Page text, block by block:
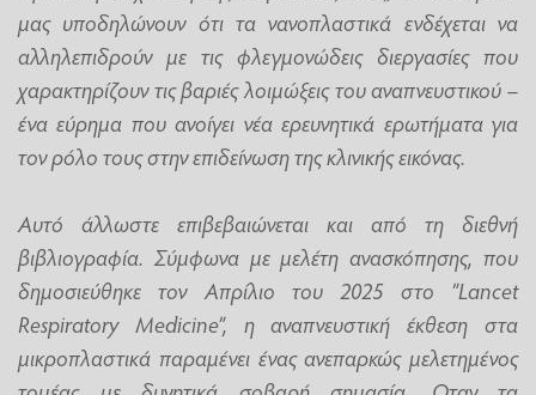
μας υποδηλώνουν ότι τα νανοπλαστικά ενδέχεται να
αλληλεπιδρούν με τις φλεγμονώδεις διεργασίες που
χαρακτηρίζουν τις βαριές λοιμώξεις του αναπνευστικού –
ένα εύρημα που ανοίγει νέα ερευνητικά ερωτήματα για
τον ρόλο τους στην επιδείνωση της κλινικής εικόνας.
Αυτό άλλωστε επιβεβαιώνεται και από τη διεθνή
βιβλιογραφία. Σύμφωνα με μελέτη ανασκόπησης, που
δημοσιεύθηκε τον Απρίλιο του 2025 στο ”Lancet
Respiratory Medicine”, η αναπνευστική έκθεση στα
μικροπλαστικά παραμένει ένας ανεπαρκώς μελετημένος